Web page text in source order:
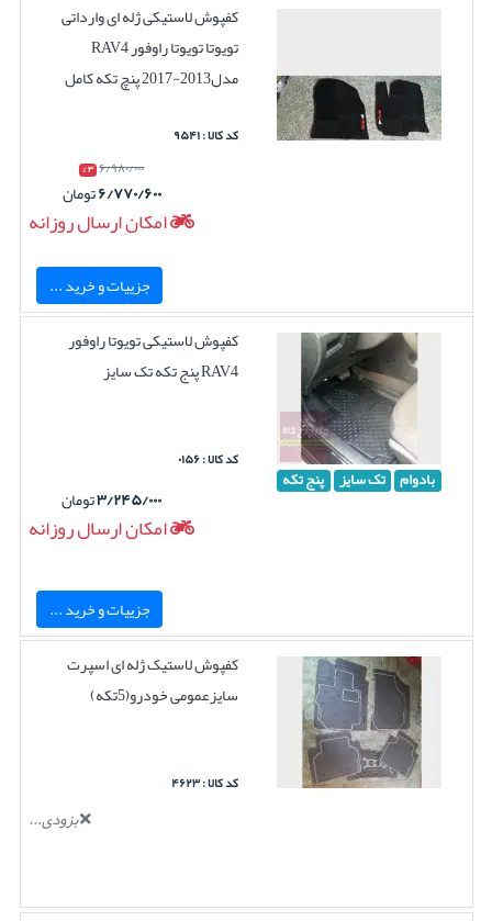
کفپوش لاستیکی ژله ای وارداتی
تویوتا تویوتا راوفور RAV4
مدل2013-2017 پنچ تکه کامل
کد کالا : ۹۵۴۱
۶/۹۸۰/۰۰۰ ۳ %
۶/۷۷۰/۶۰۰تومان
امکان ارسال روزانه
جزییات و خرید ...
بادوام تک سایز پنج تکه
کفپوش لاستیکی تویوتا راوفور
RAV4 پنج تکه تک سایز
کد کالا : ۰۱۵۶
۳/۲۴۵/۰۰۰تومان
امکان ارسال روزانه
جزییات و خرید ...
کفپوش لاستیک ژله ای اسپرت
سایزعمومی خودرو(5تکه)
کد کالا : ۴۶۲۳
بزودی...